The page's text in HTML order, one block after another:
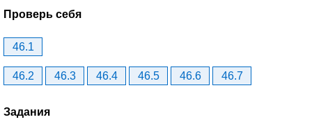
Проверь себя
46.1
46.2 46.3 46.4 46.5 46.6 46.7
Задания